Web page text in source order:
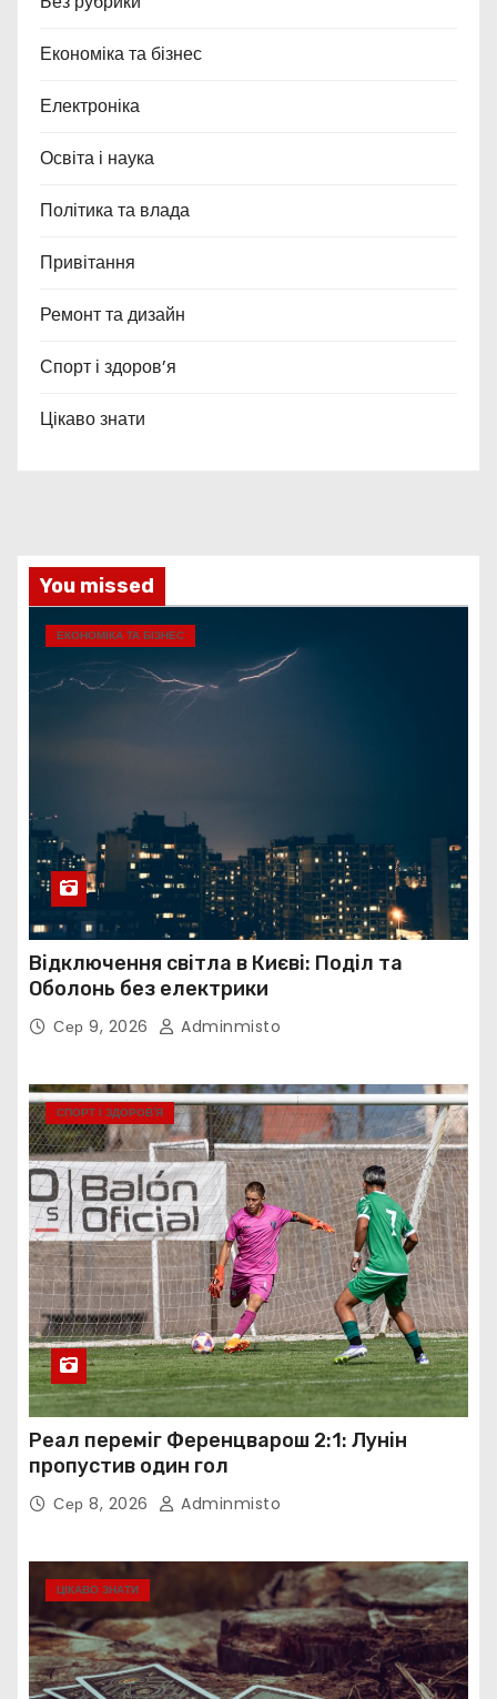
Економіка та бізнес
Електроніка
Освіта і наука
Політика та влада
Привітання
Ремонт та дизайн
Спорт і здоров’я
Цікаво знати
You missed
ЕКОНОМІКА ТА БІЗНЕС
Відключення світла в Києві: Поділ та
Оболонь без електрики
Сер 9, 2026 Adminmisto
СПОРТ І ЗДОРОВ’Я
Реал переміг Ференцварош 2:1: Лунін
пропустив один гол
Сер 8, 2026 Adminmisto
ЦІКАВО ЗНАТИ